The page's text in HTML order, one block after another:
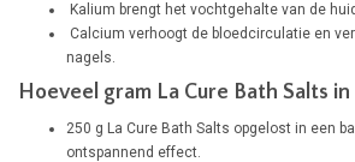
Kalium brengt het vochtgehalte van de
Calcium verhoogt de bloedcirculatie en
nagels.
Hoeveel gram La Cure Bath Salts in
250 g La Cure Bath Salts opgelost in een
ontspannend effect.